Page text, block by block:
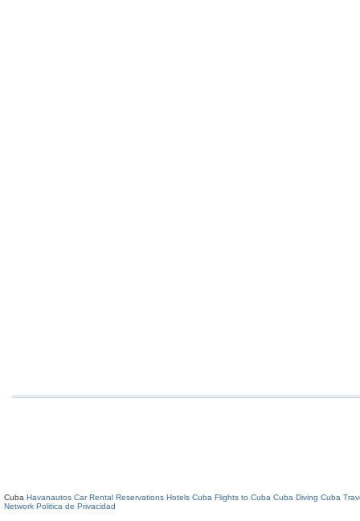
Cuba Havanautos Car Rental Reservations Hotels Cuba Flights to Cuba Cuba Diving Cuba
Network Politica de Privacidad